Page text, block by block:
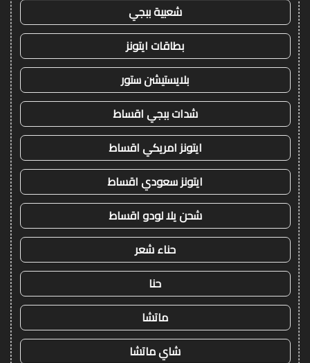
شعبية ببجي
بطاقات ايتونز
بلايستيشن ستور
شدات ببجي اقساط
ايتونز امريكي اقساط
ايتونز سعودي اقساط
شحن يلا لودو اقساط
حناء شعر
حنا
ماتشا
شاي ماتشا